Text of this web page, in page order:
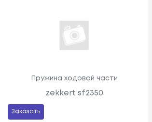
Пружина ходовой части
zekkert sf2350
Заказать